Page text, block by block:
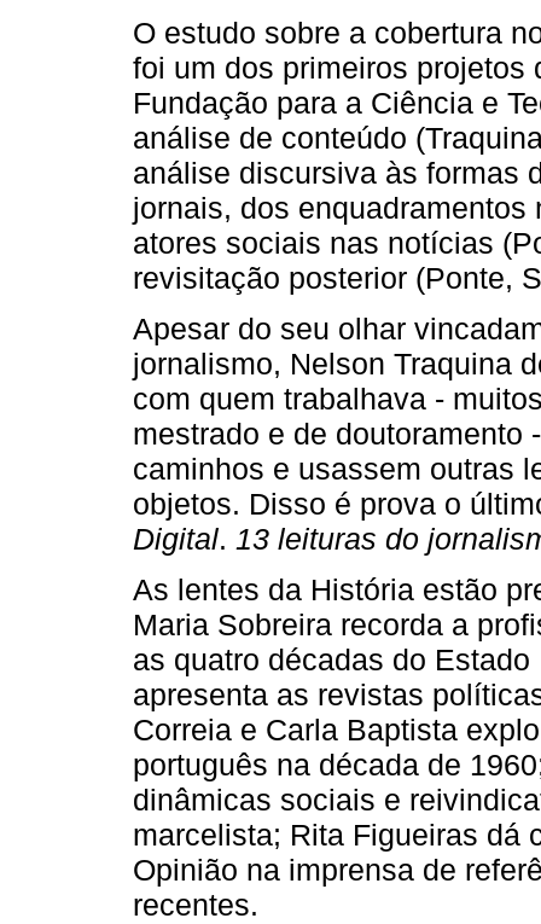
O estudo sobre a cobertura
foi um dos primeiros
Fundação para a Ciência e
análise de conteúdo
análise discursiva às formas
jornais, dos
atores sociais nas notícias
revisitação posterior (Ponte,
Apesar do seu olhar
jornalismo, Nelson Traquina
com quem trabalhava -
mestrado e de doutoramento
caminhos e usassem outras
objetos. Disso é prova o
Digital. 13 leituras do
As lentes da História estão
Maria Sobreira recorda a
as quatro décadas do
apresenta as revistas
Correia e Carla Baptista
português na década de
dinâmicas sociais e
marcelista; Rita Figueiras dá
Opinião na imprensa de
recentes.